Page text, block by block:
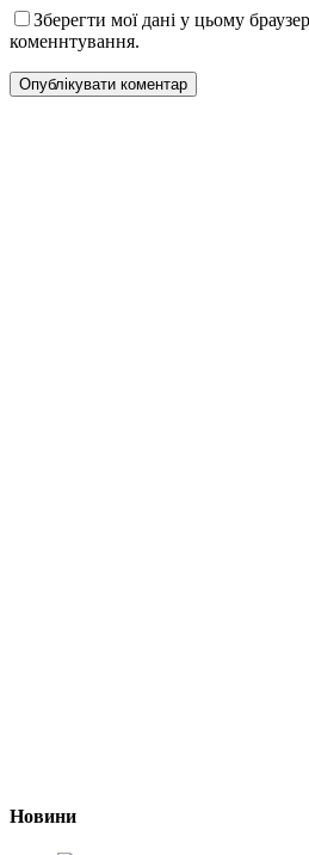
Зберегти мої дані у цьому
коменнтування.
Новини